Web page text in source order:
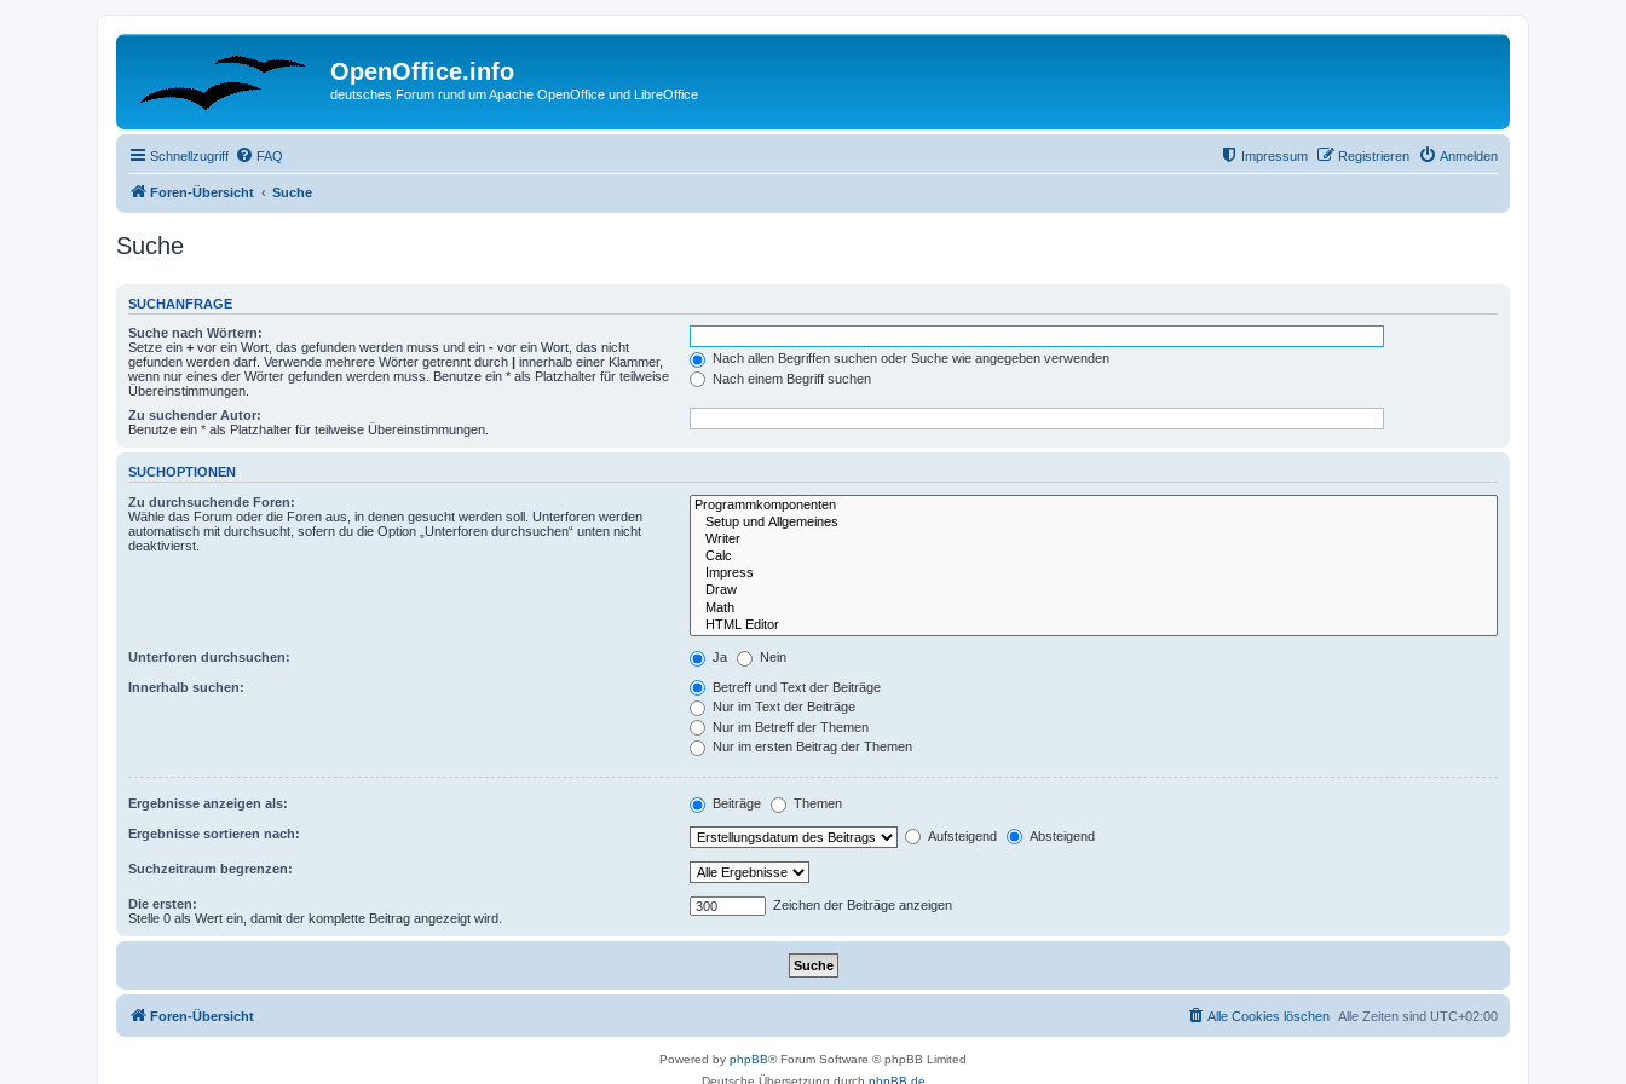
OpenOffice.info
deutsches Forum rund um Apache OpenOffice und LibreOffice
Schnellzugriff FAQ Anmelden
Registrieren
Impressum
Foren-Übersicht Suche
Suche
SUCHANFRAGE
Suche nach Wörtern:
Setze ein + vor ein Wort, das gefunden werden muss und ein - vor ein Wort, das nicht
gefunden werden darf. Verwende mehrere Wörter getrennt durch | innerhalb einer Klammer,
wenn nur eines der Wörter gefunden werden muss. Benutze ein * als Platzhalter für teilweise
Übereinstimmungen.
Nach allen Begriffen suchen oder Suche wie angegeben verwenden
Nach einem Begriff suchen
Zu suchender Autor:
Benutze ein * als Platzhalter für teilweise Übereinstimmungen.
SUCHOPTIONEN
Zu durchsuchende Foren:
Wähle das Forum oder die Foren aus, in denen gesucht werden soll. Unterforen werden
automatisch mit durchsucht, sofern du die Option „Unterforen durchsuchen“ unten nicht
deaktivierst.
Unterforen durchsuchen: Ja Nein
Innerhalb suchen:
Betreff und Text der Beiträge
Nur im Text der Beiträge
Nur im Betreff der Themen
Nur im ersten Beitrag der Themen
Ergebnisse anzeigen als: Beiträge Themen
Ergebnisse sortieren nach: Aufsteigend Absteigend
Suchzeitraum begrenzen:
Die ersten:
Stelle 0 als Wert ein, damit der komplette Beitrag angezeigt wird.
Zeichen der Beiträge anzeigen
Foren-Übersicht Alle Zeiten sind UTC+02:00
Alle Cookies löschen
Powered by phpBB® Forum Software © phpBB Limited
Deutsche Übersetzung durch phpBB.de